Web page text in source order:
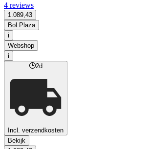
4 reviews
1.089,43
Bol Plaza
i
Webshop
i
2d
Incl. verzendkosten
Bekijk